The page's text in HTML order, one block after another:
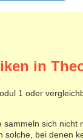
in
1 oder
sich nicht
bei denen